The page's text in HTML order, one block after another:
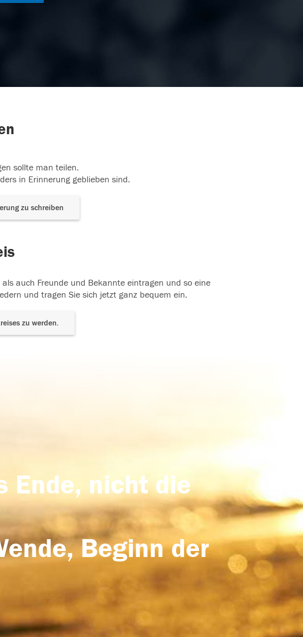
sollte man teilen.
in Erinnerung geblieben sind.
zu schreiben
auch Freunde und Bekannte eintragen und so eine
und tragen Sie sich jetzt ganz bequem ein.
zu werden.
Ende, nicht die
Beginn der